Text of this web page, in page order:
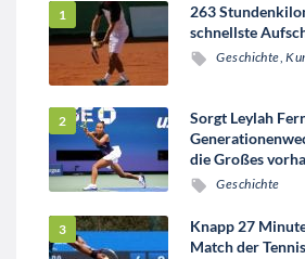
263
schnellste
Geschichte ,
Sorgt Leylah
die Großes
Geschichte
Knapp 27
Match der